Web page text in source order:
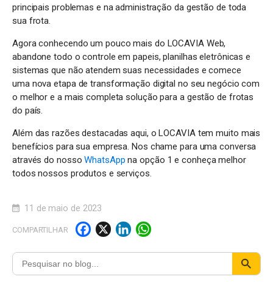
principais problemas e na administração da gestão de toda
sua frota.
Agora conhecendo um pouco mais do LOCAVIA Web,
abandone todo o controle em papeis, planilhas eletrônicas e
sistemas que não atendem suas necessidades e comece
uma nova etapa de transformação digital no seu negócio com
o melhor e a mais completa solução para a gestão de frotas
do país.
Além das razões destacadas aqui, o LOCAVIA tem muito mais
benefícios para sua empresa. Nos chame para uma conversa
através do nossoWhatsApp na opção 1 e conheça melhor
todos nossos produtos e serviços.
11 de maio de 2023
COMPARTILHAR
F
a
c
X Li
n
k
W
h
a